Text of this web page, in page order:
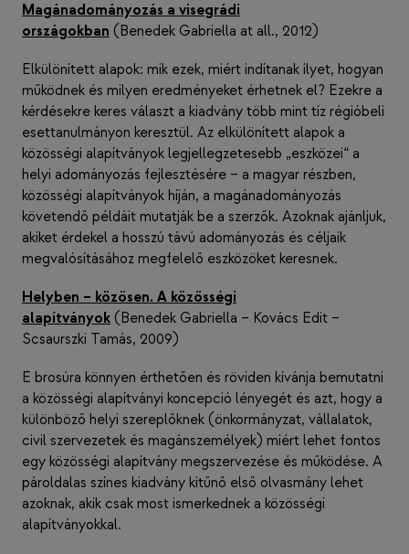
Magánadományozás a visegrádi
országokban (Benedek Gabriella at all., 2012)
Elkülönített alapok: mik ezek, miért indítanak ilyet, hogyan
működnek és milyen eredményeket érhetnek el? Ezekre a
kérdésekre keres választ a kiadvány több mint tíz régióbeli
esettanulmányon keresztül. Az elkülönített alapok a
közösségi alapítványok legjellegzetesebb „eszközei“ a
helyi adományozás fejlesztésére – a magyar részben,
közösségi alapítványok híján, a magánadományozás
követendő példáit mutatják be a szerzők. Azoknak ajánljuk,
akiket érdekel a hosszú távú adományozás és céljaik
megvalósításához megfelelő eszközöket keresnek.
Helyben – közösen. A közösségi
alapítványok (Benedek Gabriella – Kovács Edit –
Scsaurszki Tamás, 2009)
E brosúra könnyen érthetően és röviden kívánja bemutatni
a közösségi alapítványi koncepció lényegét és azt, hogy a
különböző helyi szereplőknek (önkormányzat, vállalatok,
civil szervezetek és magánszemélyek) miért lehet fontos
egy közösségi alapítvány megszervezése és működése. A
pároldalas színes kiadvány kitűnő első olvasmány lehet
azoknak, akik csak most ismerkednek a közösségi
alapítványokkal.